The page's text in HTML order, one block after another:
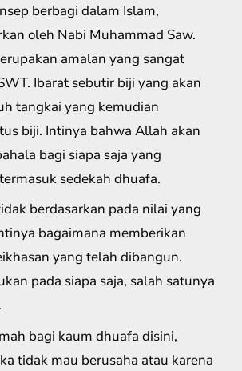
berbagi dalam Islam,
oleh Nabi Muhammad Saw.
amalan yang sangat
Ibarat sebutir biji yang akan
tangkai yang kemudian
biji. Intinya bahwa Allah akan
bagi siapa saja yang
sedekah dhuafa.
berdasarkan pada nilai yang
bagaimana memberikan
yang telah dibangun.
pada siapa saja, salah satunya
bagi kaum dhuafa disini,
tidak mau berusaha atau karena